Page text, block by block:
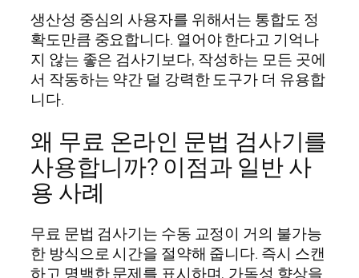
생산성 중심의 사용자를 위해서는 통합도 정
확도만큼 중요합니다. 열어야 한다고 기억나
지 않는 좋은 검사기보다, 작성하는 모든 곳에
서 작동하는 약간 덜 강력한 도구가 더 유용합
니다.
왜 무료 온라인 문법 검사기를
사용합니까? 이점과 일반 사
용 사례
무료 문법 검사기는 수동 교정이 거의 불가능
한 방식으로 시간을 절약해 줍니다. 즉시 스캔
하고 명백한 문제를 표시하며, 가독성 향상을